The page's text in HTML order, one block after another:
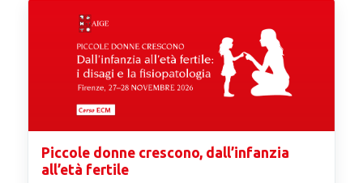
Piccole donne crescono, dall’infanzia
all’età fertile